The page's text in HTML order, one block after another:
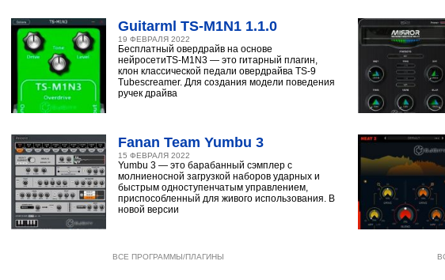
Guitarml TS-M1N1 1.1.0
19 ФЕВРАЛЯ 2022
Бесплатный овердрайв на основе
нейросетиTS-M1N3 — это гитарный плагин,
клон классической педали овердрайва TS-9
Tubescreamer. Для создания модели поведения
ручек драйва
Fanan Team Yumbu 3
15 ФЕВРАЛЯ 2022
Yumbu 3 — это барабанный сэмплер с
молниеносной загрузкой наборов ударных и
быстрым одноступенчатым управлением,
приспособленный для живого использования. В
новой версии
ВСЕ ПРОГРАММЫ/ПЛАГИНЫ